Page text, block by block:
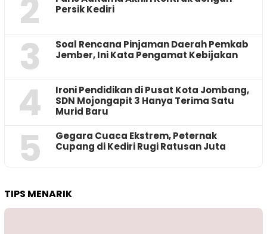
2
Persik Kediri
3
‎Soal Rencana Pinjaman Daerah Pemkab
Jember, Ini Kata Pengamat Kebijakan ‎
4
Ironi Pendidikan di Pusat Kota Jombang,
SDN Mojongapit 3 Hanya Terima Satu
Murid Baru
5
‎Gegara Cuaca Ekstrem, Peternak
Cupang di Kediri Rugi Ratusan Juta
TIPS MENARIK